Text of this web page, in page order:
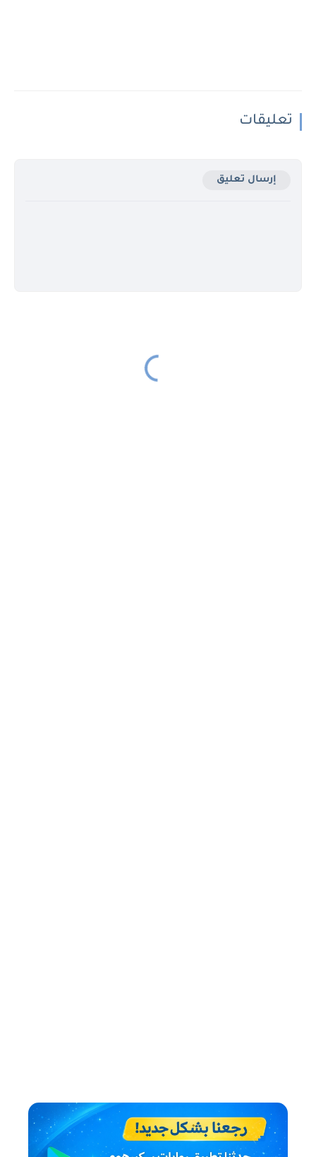
تعليقات
إرسال تعليق